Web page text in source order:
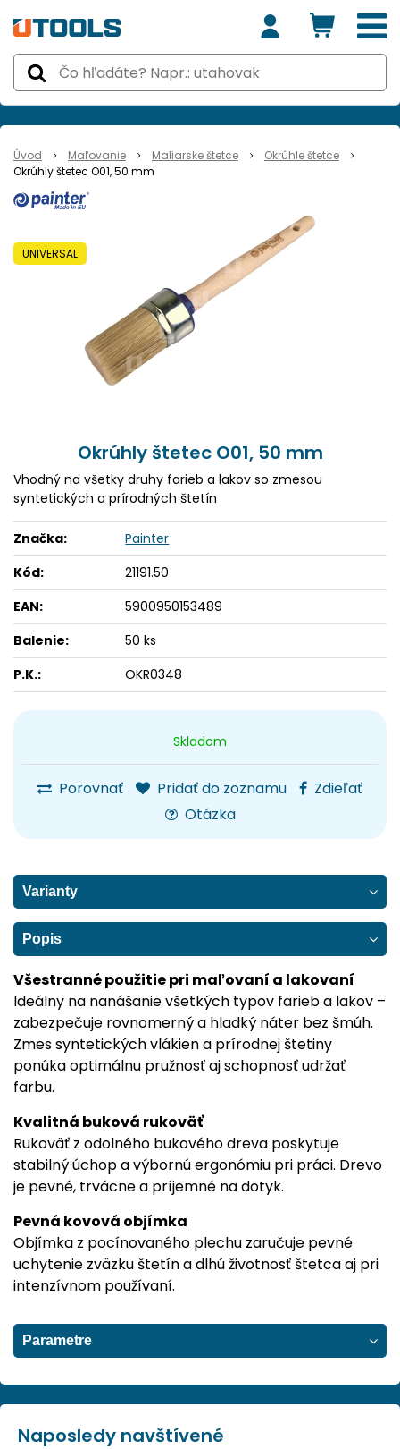
Úvod Maľovanie Maliarske štetce
Okrúhle štetce
Okrúhly štetec O01, 50 mm
UNIVERSAL
Skladom
Porovnať Pridať do zoznamu
Zdieľať
Otázka
Okrúhly štetec O01, 50 mm
Vhodný na všetky druhy farieb a lakov so zmesou
syntetických a prírodných štetín
Značka:
Painter
Kód:
21191.50
EAN:
5900950153489
Balenie:
50 ks
P.K.:
OKR0348
Varianty
Popis
Všestranné použitie pri maľovaní a lakovaní
Ideálny na nanášanie všetkých typov farieb a lakov –
zabezpečuje rovnomerný a hladký náter bez šmúh.
Zmes syntetických vlákien a prírodnej štetiny
ponúka optimálnu pružnosť aj schopnosť udržať
farbu.
Kvalitná buková rukoväť
Rukoväť z odolného bukového dreva poskytuje
stabilný úchop a výbornú ergonómiu pri práci. Drevo
je pevné, trvácne a príjemné na dotyk.
Pevná kovová objímka
Objímka z pocínovaného plechu zaručuje pevné
uchytenie zväzku štetín a dlhú životnosť štetca aj pri
intenzívnom používaní.
Parametre
Naposledy navštívené